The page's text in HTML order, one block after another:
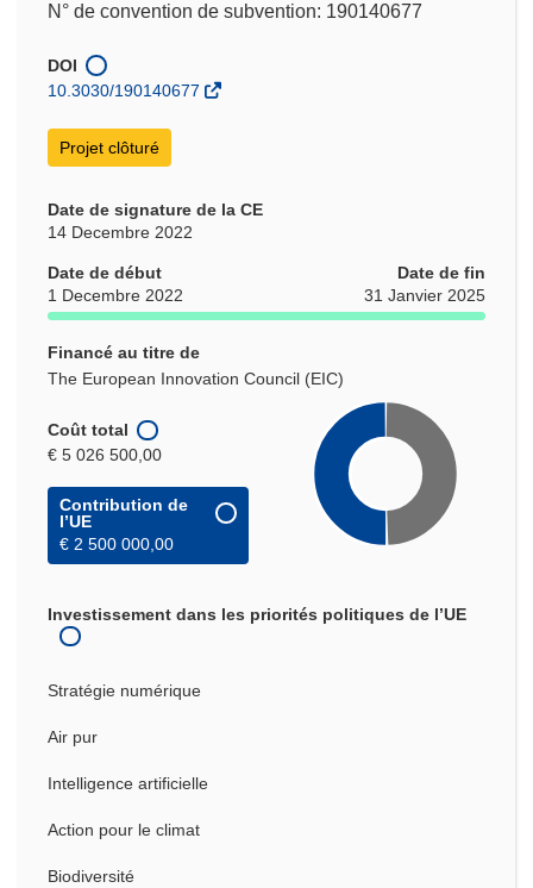
N° de convention de subvention: 190140677
DOI
10.3030/190140677
Projet clôturé
Date de signature de la CE
14 Decembre 2022
Date de début
1 Decembre 2022
Date de fin
31 Janvier 2025
Financé au titre de
The European Innovation Council (EIC)
Coût total
€ 5 026 500,00
Contribution de
l’UE
€ 2 500 000,00
Investissement dans les priorités politiques de l’UE
Stratégie numérique
Air pur
Intelligence artificielle
Action pour le climat
Biodiversité